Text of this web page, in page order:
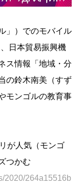
」）でのモバイル
日本貿易振興機
ス情報「地域・分
の鈴木南美（すず
モンゴルの教育事
が人気（モンゴ
つかむ
2020/264a15516b